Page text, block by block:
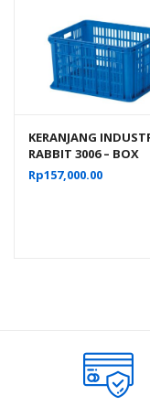
KERANJANG
RABBIT 3006 – BOX
PLASTIK CONTAINER
INDUSTRIAL
Rp157,000.00